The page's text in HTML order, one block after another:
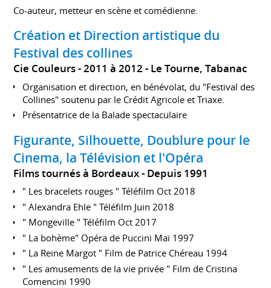
Co-auteur, metteur en scène et comédienne.
Création et Direction artistique du
Festival des collines
Cie Couleurs 2011 à 2012 Le Tourne, Tabanac
Organisation et direction, en bénévolat, du "Festival des
Collines" soutenu par le Crédit Agricole et Triaxe.
Présentatrice de la Balade spectaculaire
Figurante, Silhouette, Doublure pour le
Cinema, la Télévision et l'Opéra
Films tournés à Bordeaux Depuis 1991
" Les bracelets rouges " Téléfilm Oct 2018
" Alexandra Ehle " Téléfilm Juin 2018
" Mongeville " Téléfilm Oct 2017
" La bohème" Opéra de Puccini Mai 1997
" La Reine Margot " Film de Patrice Chéreau 1994
" Les amusements de la vie privée " Film de Cristina
Comencini 1990